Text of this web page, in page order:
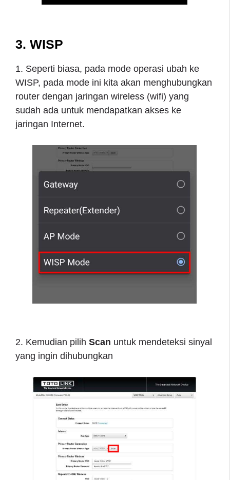
3. WISP
1. Seperti biasa, pada mode operasi ubah ke
WISP, pada mode ini kita akan menghubungkan
router dengan jaringan wireless (wifi) yang
sudah ada untuk mendapatkan akses ke
jaringan Internet.
2. Kemudian pilih Scan untuk mendeteksi sinyal
yang ingin dihubungkan